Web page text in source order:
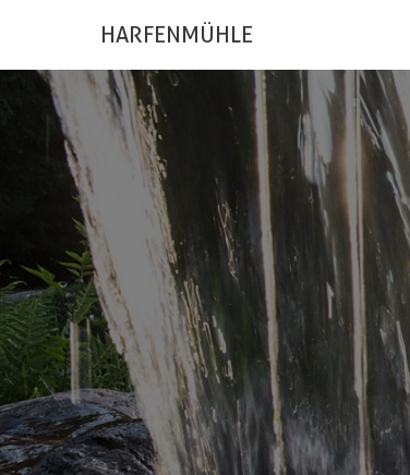
HARFENMÜHLE